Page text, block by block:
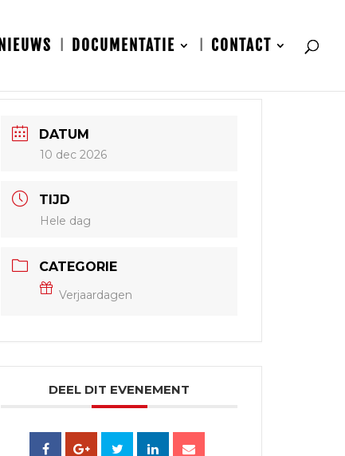
NIEUWS DOCUMENTATIE CONTACT
DATUM
10 dec 2026
TIJD
Hele dag
CATEGORIE
Verjaardagen
DEEL DIT EVENEMENT